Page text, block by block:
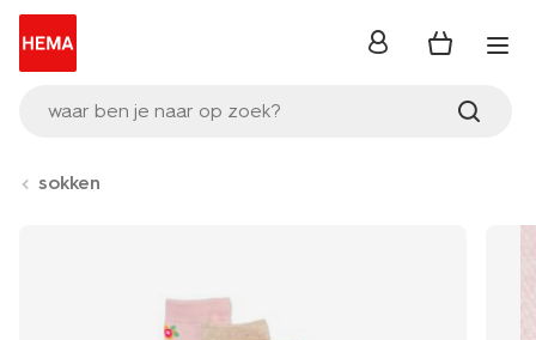
waar ben je naar op zoek?
inloggen
sokken